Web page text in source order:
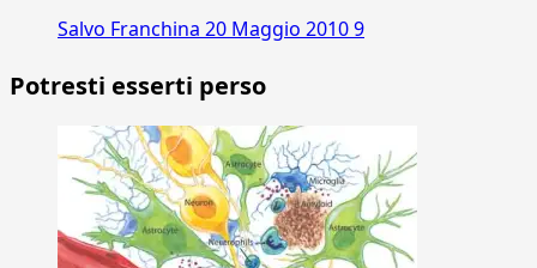
Salvo Franchina 20 Maggio 20109
Potresti esserti perso